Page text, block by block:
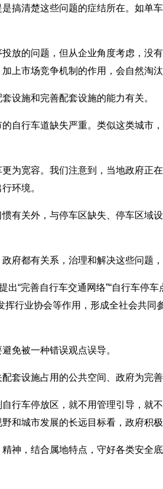
清楚这些问题的症结所在。如单
的问题，但从企业角度考虑，没
上市场竞争机制的作用，会自然淘汰
施和完善配套设施的能力有关。
行车道缺失严重。类似这类城市
宽容。我们注意到，当地政府正
环境。
关外，与停车区缺失、停车区域
都有关系，治理和解决这些问题，
完善自行车交通网络”“自行车停车
行业协会等作用，形成全社会共
被一种错误观点误导。
设施占用的公共空间、政府为完善
车停放区，就不用管理引导，就
和城市发展的长远目标看，政府积
，结合属地特点，守好各类安全